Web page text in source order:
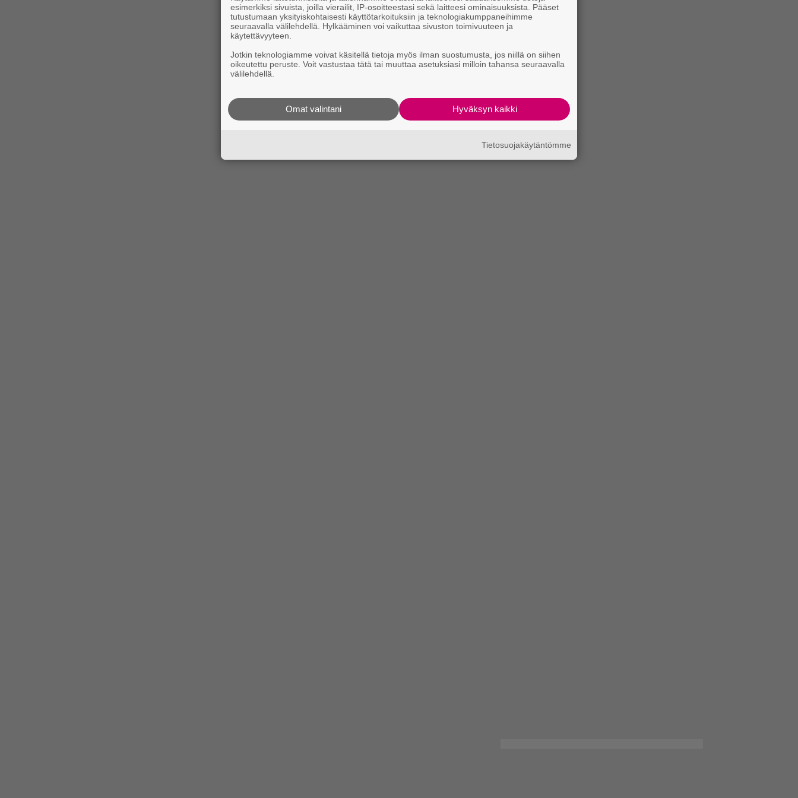
esimerkiksi sivuista, joilla vierailit, IP-osoitteestasi sekä laitteesi ominaisuuksista. Pääset
tutustumaan yksityiskohtaisesti käyttötarkoituksiin ja teknologiakumppaneihimme
seuraavalla välilehdellä. Hylkääminen voi vaikuttaa sivuston toimivuuteen ja
käytettävyyteen.
Jotkin teknologiamme voivat käsitellä tietoja myös ilman suostumusta, jos niillä on siihen
oikeutettu peruste. Voit vastustaa tätä tai muuttaa asetuksiasi milloin tahansa seuraavalla
välilehdellä.
Hyväksyn kaikki
Omat valintani
Tietosuojakäytäntömme